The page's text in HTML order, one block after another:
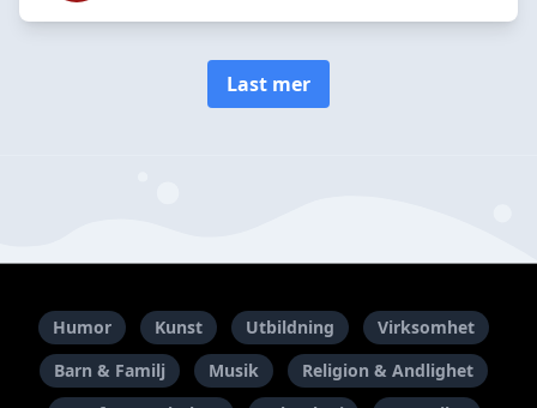
Last mer
Humor Kunst Utbildning
Virksomhet
Barn & Familj
Musik
Religion & Andlighet